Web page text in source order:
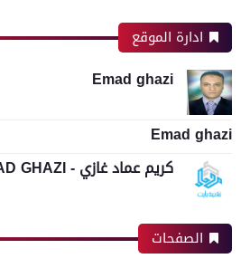
ادارة الموقع
Emad ghazi
Emad ghazi
كريم عماد غازي - KAREEM EMAD GHAZI
الصفحات